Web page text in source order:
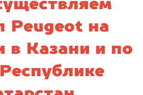
Peugeot на
в Казани и по